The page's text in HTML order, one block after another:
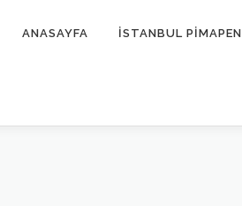
ANASAYFA İSTANBUL PİMAPEN